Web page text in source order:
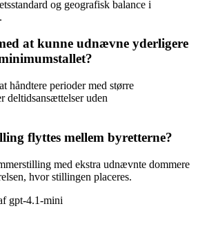
og geografisk balance i
at kunne udnævne yderligere
håndtere perioder med større
deltidsansættelser uden
flyttes mellem byretterne?
med ekstra udnævnte dommere
hvor stillingen placeres.
gpt-4.1-mini